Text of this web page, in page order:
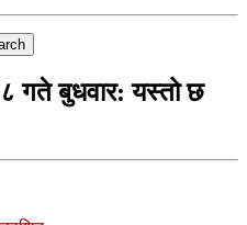
गते बुधवार: यस्तो छ